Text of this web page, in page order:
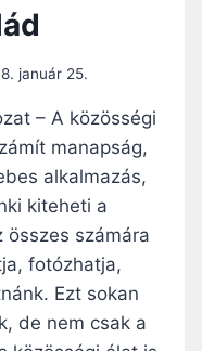
január 25.
– A közösségi
manapság,
alkalmazás,
kiteheti a
összes számára
fotózhatja,
Ezt sokan
de nem csak a